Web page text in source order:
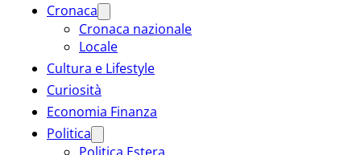
Cronaca
Cronaca nazionale
Locale
Cultura e Lifestyle
Curiosità
Economia Finanza
Politica
Politica Estera